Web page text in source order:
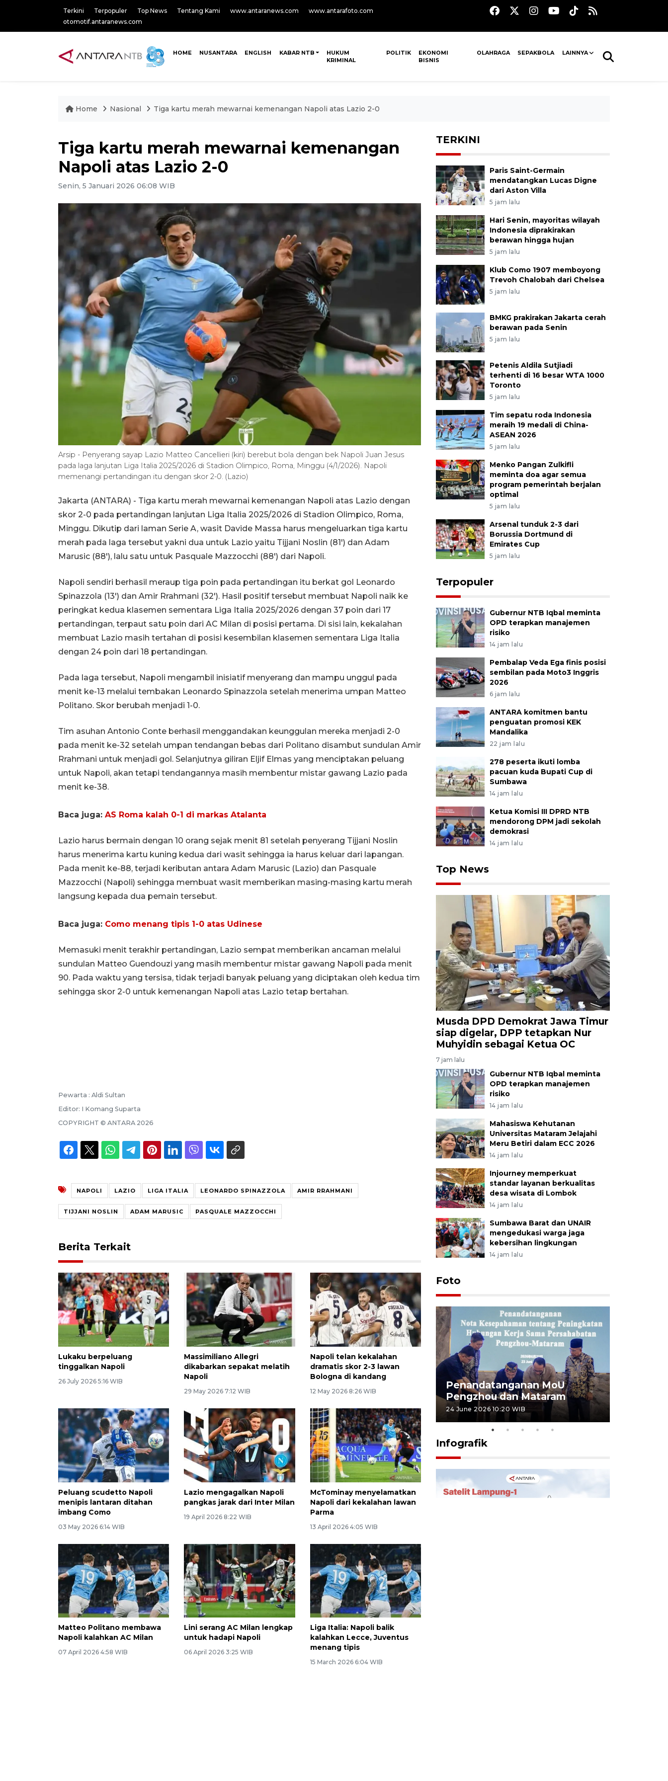
Terkini Terpopuler Top News Tentang Kami www.antaranews.com
www.antarafoto.com
otomotif.antaranews.com
HOME NUSANTARA ENGLISH KABAR NTB
HUKUM
KRIMINAL
POLITIK
EKONOMI
BISNIS
OLAHRAGA SEPAKBOLA LAINNYA
Home Nasional Tiga kartu merah mewarnai kemenangan Napoli atas Lazio 2-0
Tiga kartu merah mewarnai kemenangan
Napoli atas Lazio 2-0
Senin, 5 Januari 2026 06:08 WIB
Arsip - Penyerang sayap Lazio Matteo Cancellieri (kiri) berebut bola dengan bek Napoli Juan Jesus
pada laga lanjutan Liga Italia 2025/2026 di Stadion Olimpico, Roma, Minggu (4/1/2026). Napoli
memenangi pertandingan itu dengan skor 2-0. (Lazio)
Jakarta (ANTARA) - Tiga kartu merah mewarnai kemenangan Napoli atas Lazio dengan
skor 2-0 pada pertandingan lanjutan Liga Italia 2025/2026 di Stadion Olimpico, Roma,
Minggu. Dikutip dari laman Serie A, wasit Davide Massa harus mengeluarkan tiga kartu
merah pada laga tersebut yakni dua untuk Lazio yaitu Tijjani Noslin (81') dan Adam
Marusic (88'), lalu satu untuk Pasquale Mazzocchi (88') dari Napoli.
Napoli sendiri berhasil meraup tiga poin pada pertandingan itu berkat gol Leonardo
Spinazzola (13') dan Amir Rrahmani (32'). Hasil positif tersebut membuat Napoli naik ke
peringkat kedua klasemen sementara Liga Italia 2025/2026 dengan 37 poin dari 17
pertandingan, terpaut satu poin dari AC Milan di posisi pertama. Di sisi lain, kekalahan
membuat Lazio masih tertahan di posisi kesembilan klasemen sementara Liga Italia
dengan 24 poin dari 18 pertandingan.
Pada laga tersebut, Napoli mengambil inisiatif menyerang dan mampu unggul pada
menit ke-13 melalui tembakan Leonardo Spinazzola setelah menerima umpan Matteo
Politano. Skor berubah menjadi 1-0.
Tim asuhan Antonio Conte berhasil menggandakan keunggulan mereka menjadi 2-0
pada menit ke-32 setelah umpan tendangan bebas dari Politano disambut sundulan Amir
Rrahmani untuk menjadi gol. Selanjutnya giliran Eljif Elmas yang menciptakan peluang
untuk Napoli, akan tetapi tendangannya masih membentur mistar gawang Lazio pada
menit ke-38.
Baca juga: AS Roma kalah 0-1 di markas Atalanta
Lazio harus bermain dengan 10 orang sejak menit 81 setelah penyerang Tijjani Noslin
harus menerima kartu kuning kedua dari wasit sehingga ia harus keluar dari lapangan.
Pada menit ke-88, terjadi keributan antara Adam Marusic (Lazio) dan Pasquale
Mazzocchi (Napoli) sehingga membuat wasit memberikan masing-masing kartu merah
langsung kepada dua pemain tersebut.
Baca juga: Como menang tipis 1-0 atas Udinese
Memasuki menit terakhir pertandingan, Lazio sempat memberikan ancaman melalui
sundulan Matteo Guendouzi yang masih membentur mistar gawang Napoli pada menit
90. Pada waktu yang tersisa, tidak terjadi banyak peluang yang diciptakan oleh kedua tim
sehingga skor 2-0 untuk kemenangan Napoli atas Lazio tetap bertahan.
Pewarta : Aldi Sultan
Editor: I Komang Suparta
COPYRIGHT © ANTARA 2026
NAPOLI LAZIO LIGA ITALIA LEONARDO SPINAZZOLA AMIR RRAHMANI
TIJJANI NOSLIN ADAM MARUSIC PASQUALE MAZZOCCHI
Berita Terkait
Lukaku berpeluang
tinggalkan Napoli
26 July 2026 5:16 WIB
Massimiliano Allegri
dikabarkan sepakat melatih
Napoli
29 May 2026 7:12 WIB
Napoli telan kekalahan
dramatis skor 2-3 lawan
Bologna di kandang
12 May 2026 8:26 WIB
Peluang scudetto Napoli
menipis lantaran ditahan
imbang Como
03 May 2026 6:14 WIB
Lazio mengagalkan Napoli
pangkas jarak dari Inter Milan
19 April 2026 8:22 WIB
McTominay menyelamatkan
Napoli dari kekalahan lawan
Parma
13 April 2026 4:05 WIB
Matteo Politano membawa
Napoli kalahkan AC Milan
07 April 2026 4:58 WIB
Lini serang AC Milan lengkap
untuk hadapi Napoli
06 April 2026 3:25 WIB
Liga Italia: Napoli balik
kalahkan Lecce, Juventus
menang tipis
15 March 2026 6:04 WIB
TERKINI
Paris Saint-Germain
mendatangkan Lucas Digne
dari Aston Villa
5 jam lalu
Hari Senin, mayoritas wilayah
Indonesia diprakirakan
berawan hingga hujan
5 jam lalu
Klub Como 1907 memboyong
Trevoh Chalobah dari Chelsea
5 jam lalu
BMKG prakirakan Jakarta cerah
berawan pada Senin
5 jam lalu
Petenis Aldila Sutjiadi
terhenti di 16 besar WTA 1000
Toronto
5 jam lalu
Tim sepatu roda Indonesia
meraih 19 medali di China-
ASEAN 2026
5 jam lalu
Menko Pangan Zulkifli
meminta doa agar semua
program pemerintah berjalan
optimal
5 jam lalu
Arsenal tunduk 2-3 dari
Borussia Dortmund di
Emirates Cup
5 jam lalu
Terpopuler
Gubernur NTB Iqbal meminta
OPD terapkan manajemen
risiko
14 jam lalu
Pembalap Veda Ega finis posisi
sembilan pada Moto3 Inggris
2026
6 jam lalu
ANTARA komitmen bantu
penguatan promosi KEK
Mandalika
22 jam lalu
278 peserta ikuti lomba
pacuan kuda Bupati Cup di
Sumbawa
14 jam lalu
Ketua Komisi III DPRD NTB
mendorong DPM jadi sekolah
demokrasi
14 jam lalu
Top News
Musda DPD Demokrat Jawa Timur
siap digelar, DPP tetapkan Nur
Muhyidin sebagai Ketua OC
7 jam lalu
Gubernur NTB Iqbal meminta
OPD terapkan manajemen
risiko
14 jam lalu
Mahasiswa Kehutanan
Universitas Mataram Jelajahi
Meru Betiri dalam ECC 2026
14 jam lalu
Injourney memperkuat
standar layanan berkualitas
desa wisata di Lombok
14 jam lalu
Sumbawa Barat dan UNAIR
mengedukasi warga jaga
kebersihan lingkungan
14 jam lalu
Foto
pembunuhan Brigadir Nurhadi
10 March 2026 12:55 WIB
Penandatanganan MoU
Pengzhou dan Mataram
24 June 2026 10:20 WIB
Infografik